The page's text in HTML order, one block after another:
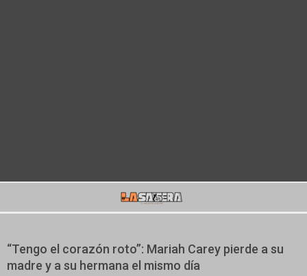
“Tengo el corazón roto”: Mariah Carey pierde a su
madre y a su hermana el mismo día